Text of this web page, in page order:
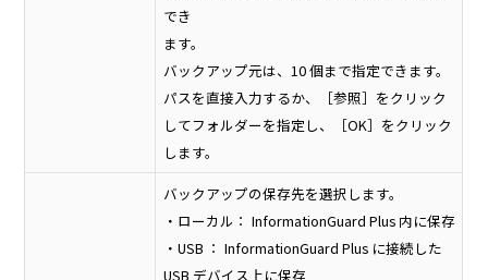
でき
ます。
バックアップ元は、10 個まで指定できます。
パスを直接入力するか、［参照］をクリック
してフォルダーを指定し、［OK］をクリック
します。
バックアップの保存先を選択します。
・ローカル： InformationGuard Plus 内に保存
・USB ： InformationGuard Plus に接続した
USB デバイス上に保存